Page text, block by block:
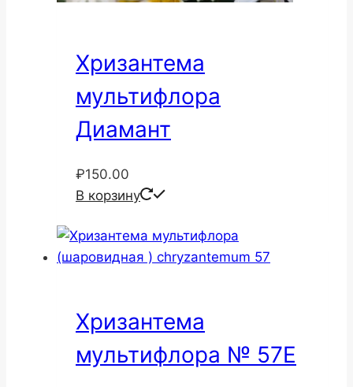
Хризантема
мультифлора
Диамант
₽150.00
В корзину
Хризантема
мультифлора № 57Е